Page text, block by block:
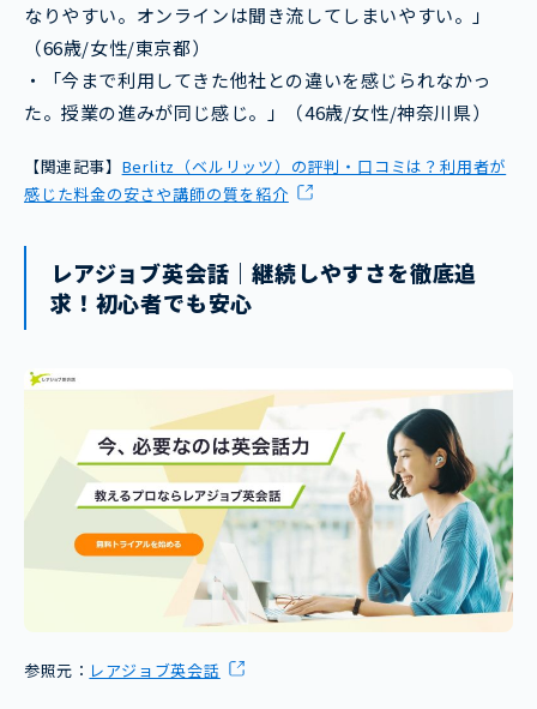
なりやすい。オンラインは聞き流してしまいやすい。」
（66歳/女性/東京都）
・「今まで利用してきた他社との違いを感じられなかっ
た。授業の進みが同じ感じ。」（46歳/女性/神奈川県）
【関連記事】 Berlitz（ベルリッツ）の評判・口コミは？利用者が
感じた料金の安さや講師の質を紹介
レアジョブ英会話｜継続しやすさを徹底追
求！初心者でも安心
参照元： レアジョブ英会話